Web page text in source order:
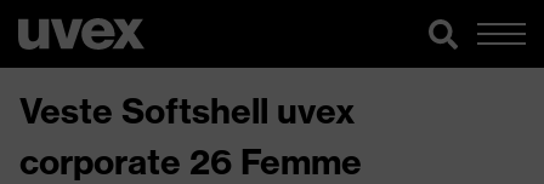
Veste Softshell uvex
corporate 26 Femme